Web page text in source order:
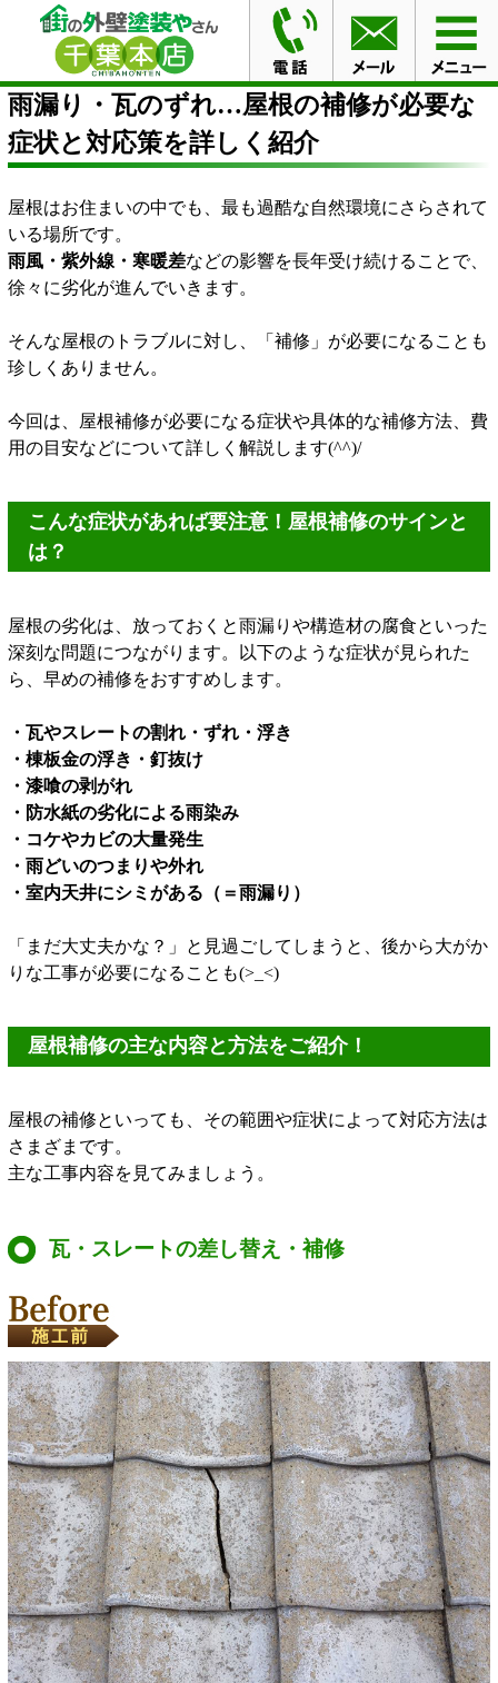
HOME ブログ
雨漏り・瓦のずれ…屋根の補修が必要な
症状と対応策を詳しく紹介
雨漏り・瓦のずれ…屋根の補修が必要な
症状と対応策を詳しく紹介
屋根はお住まいの中でも、最も過酷な自然環境にさらされて
いる場所です。
雨風・紫外線・寒暖差などの影響を長年受け続けることで、
徐々に劣化が進んでいきます。
そんな屋根のトラブルに対し、「補修」が必要になることも
珍しくありません。
今回は、屋根補修が必要になる症状や具体的な補修方法、費
用の目安などについて詳しく解説します(^^)/
こんな症状があれば要注意！屋根補修のサインと
は？
屋根の劣化は、放っておくと雨漏りや構造材の腐食といった
深刻な問題につながります。以下のような症状が見られた
ら、早めの補修をおすすめします。
・瓦やスレートの割れ・ずれ・浮き
・棟板金の浮き・釘抜け
・漆喰の剥がれ
・防水紙の劣化による雨染み
・コケやカビの大量発生
・雨どいのつまりや外れ
・室内天井にシミがある（＝雨漏り）
「まだ大丈夫かな？」と見過ごしてしまうと、後から大がか
りな工事が必要になることも(>_<)
屋根補修の主な内容と方法をご紹介！
屋根の補修といっても、その範囲や症状によって対応方法は
さまざまです。
主な工事内容を見てみましょう。
瓦・スレートの差し替え・補修